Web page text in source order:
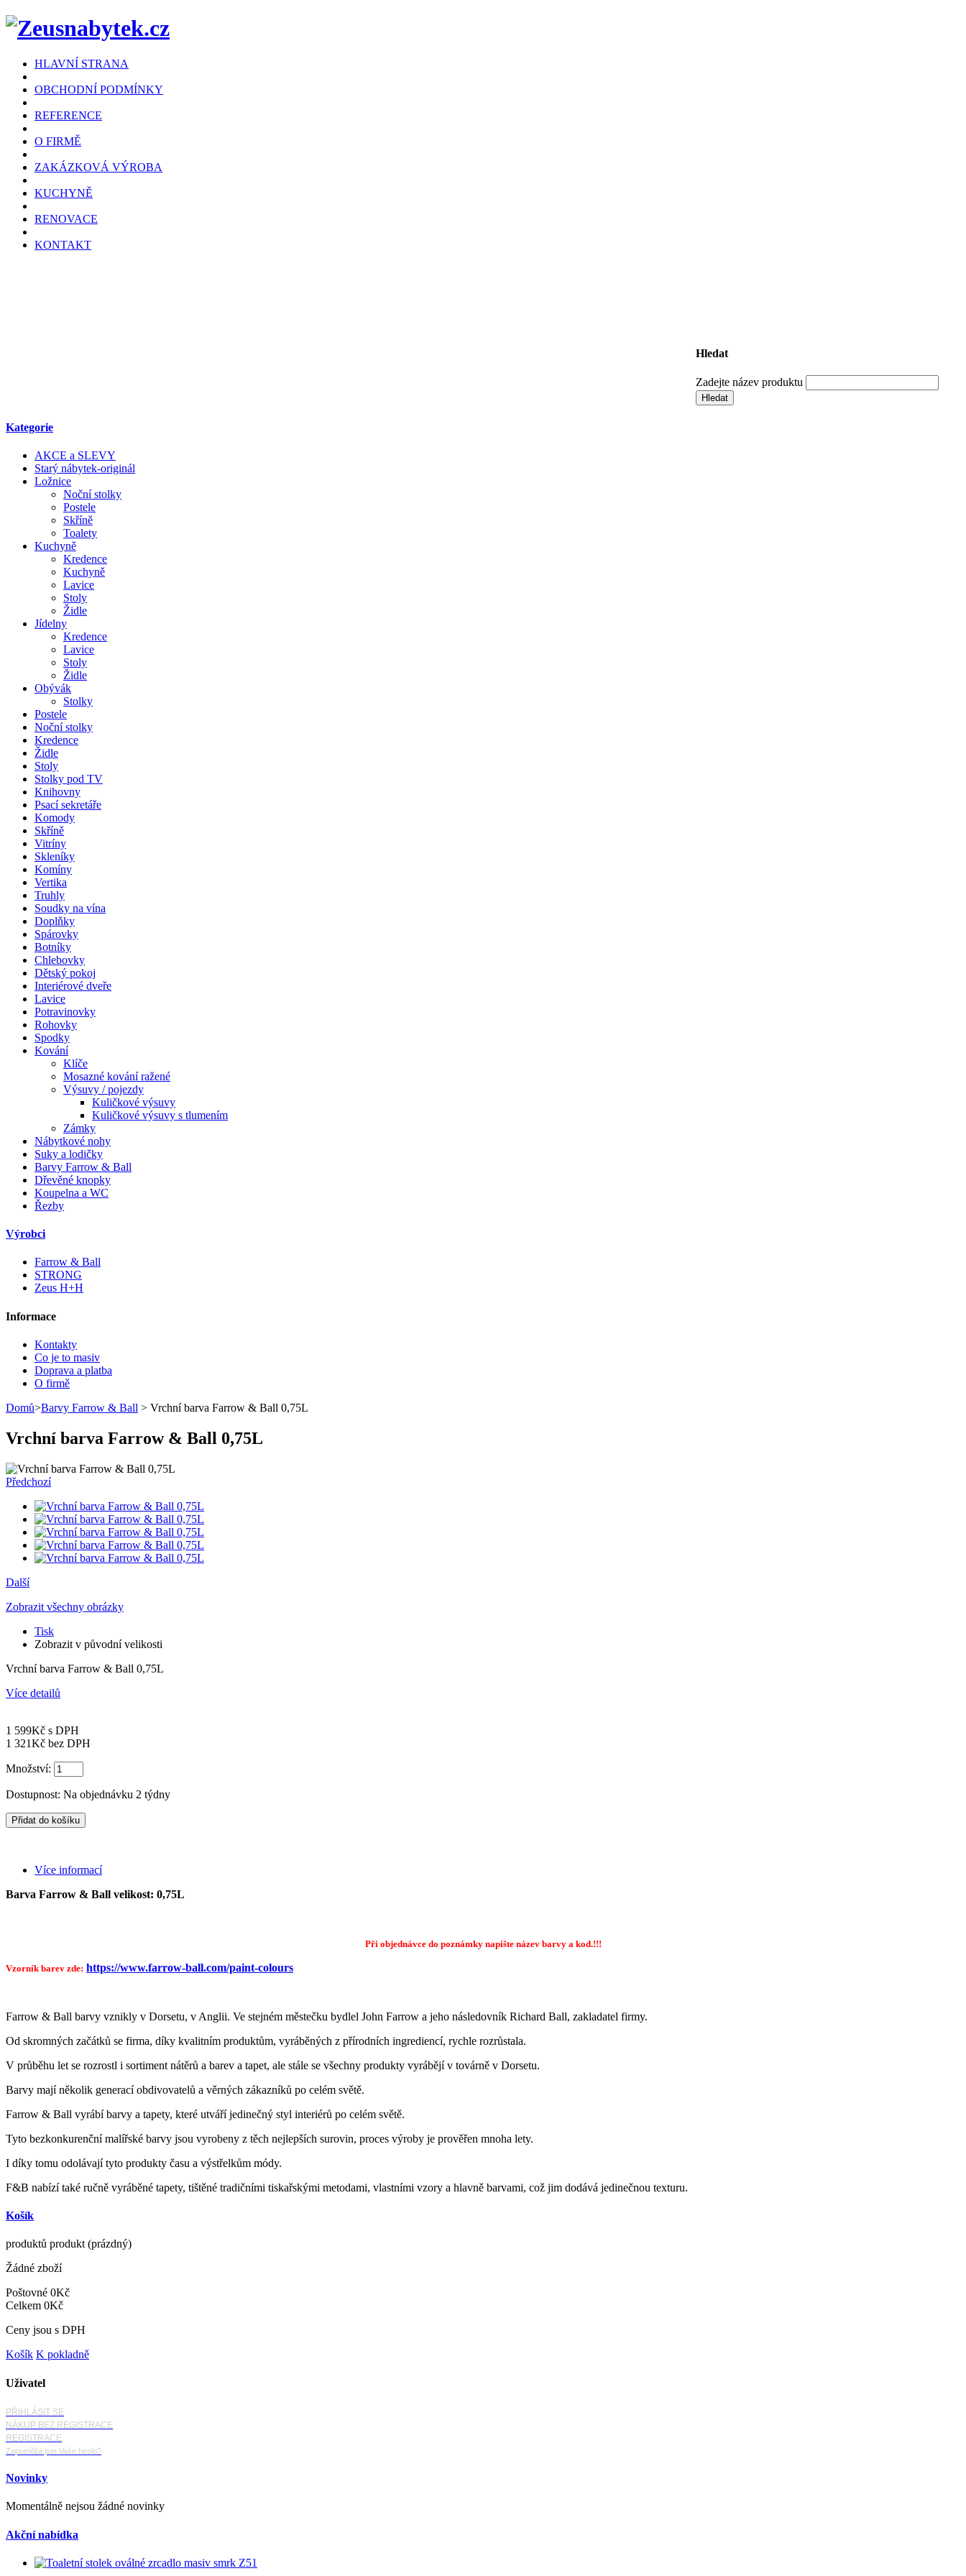
HLAVNÍ STRANA
OBCHODNÍ PODMÍNKY
REFERENCE
O FIRMĚ
ZAKÁZKOVÁ VÝROBA
KUCHYNĚ
RENOVACE
KONTAKT
Hledat
Zadejte název produktu
Kategorie
AKCE a SLEVY
Starý nábytek-originál
Ložnice
Noční stolky
Postele
Skříně
Toalety
Kuchyně
Kredence
Kuchyně
Lavice
Stoly
Židle
Jídelny
Kredence
Lavice
Stoly
Židle
Obývák
Stolky
Postele
Noční stolky
Kredence
Židle
Stoly
Stolky pod TV
Knihovny
Psací sekretáře
Komody
Skříně
Vitríny
Skleníky
Komíny
Vertika
Truhly
Soudky na vína
Doplňky
Spárovky
Botníky
Chlebovky
Dětský pokoj
Interiérové dveře
Lavice
Potravinovky
Rohovky
Spodky
Kování
Klíče
Mosazné kování ražené
Výsuvy / pojezdy
Kuličkové výsuvy
Kuličkové výsuvy s tlumením
Zámky
Nábytkové nohy
Suky a lodičky
Barvy Farrow & Ball
Dřevěné knopky
Koupelna a WC
Řezby
Výrobci
Farrow & Ball
STRONG
Zeus H+H
Informace
Kontakty
Co je to masiv
Doprava a platba
O firmě
Domů>Barvy Farrow & Ball > Vrchní barva Farrow & Ball 0,75L
Vrchní barva Farrow & Ball 0,75L
Předchozí
Další
Zobrazit všechny obrázky
Tisk
Zobrazit v původní velikosti
Vrchní barva Farrow & Ball 0,75L
Více detailů
1 599Kč s DPH
1 321Kč bez DPH
Množství:
Dostupnost: Na objednávku 2 týdny
Více informací
Barva Farrow & Ball velikost: 0,75L
Při objednávce do poznámky napište název barvy a kod.!!!
Vzorník barev zde: https://www.farrow-ball.com/paint-colours
Farrow & Ball barvy vznikly v Dorsetu, v Anglii. Ve stejném městečku bydlel John Farrow a jeho následovník Richard Ball, zakladatel firmy.
Od skromných začátků se firma, díky kvalitním produktům, vyráběných z přírodních ingrediencí, rychle rozrůstala.
V průběhu let se rozrostl i sortiment nátěrů a barev a tapet, ale stále se všechny produkty vyrábějí v továrně v Dorsetu.
Barvy mají několik generací obdivovatelů a věrných zákazníků po celém světě.
Farrow & Ball vyrábí barvy a tapety, které utváří jedinečný styl interiérů po celém světě.
Tyto bezkonkurenční malířské barvy jsou vyrobeny z těch nejlepších surovin, proces výroby je prověřen mnoha lety.
I díky tomu odolávají tyto produkty času a výstřelkům módy.
F&B nabízí také ručně vyráběné tapety, tištěné tradičními tiskařskými metodami, vlastními vzory a hlavně barvami, což jim dodává jedinečnou texturu.
Košík
produktů produkt (prázdný)
Žádné zboží
Poštovné 0Kč
Celkem 0Kč
Ceny jsou s DPH
Košík K pokladně
Uživatel
PŘIHLÁSIT SE
NÁKUP BEZ REGISTRACE
REGISTRACE
Zapoměl/a jste Vaše heslo?
Novinky
Momentálně nejsou žádné novinky
Akční nabídka